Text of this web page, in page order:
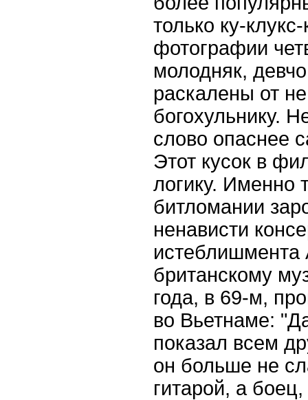
только ку-
фотографии
молодняк,
раскалены от
богохульнику.
слово опаснее
Этот кусок в
логику. Именно
битломании
ненависти
истеблишмента
британскому
года, в 69-м,
во Вьетнаме:
показал всем
он больше не
гитарой, а